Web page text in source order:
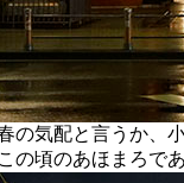
の気配と言うか、
の頃のあほまろで